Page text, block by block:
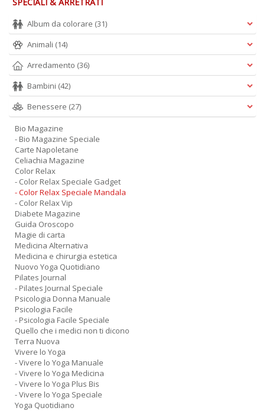
Album da colorare (31)
Animali (14)
Arredamento (36)
Bambini (42)
Benessere (27)
Bio Magazine
- Bio Magazine Speciale
Carte Napoletane
Celiachia Magazine
Color Relax
- Color Relax Speciale Gadget
- Color Relax Speciale Mandala
- Color Relax Vip
Diabete Magazine
Guida Oroscopo
Magie di carta
Medicina Alternativa
Medicina e chirurgia estetica
Nuovo Yoga Quotidiano
Pilates Journal
- Pilates Journal Speciale
Psicologia Donna Manuale
Psicologia Facile
- Psicologia Facile Speciale
Quello che i medici non ti dicono
Terra Nuova
Vivere lo Yoga
- Vivere lo Yoga Manuale
- Vivere lo Yoga Medicina
- Vivere lo Yoga Plus Bis
- Vivere lo Yoga Speciale
Yoga Quotidiano